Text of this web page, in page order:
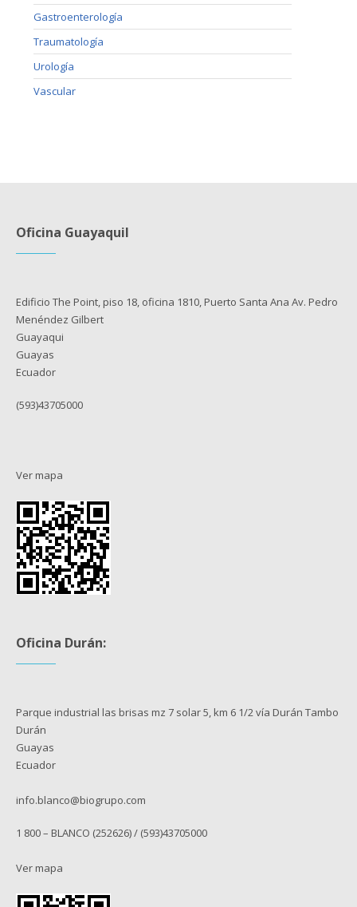
Gastroenterología
Traumatología
Urología
Vascular
Oficina Guayaquil
Edificio The Point, piso 18, oficina 1810, Puerto Santa Ana Av. Pedro
Menéndez Gilbert
Guayaqui
Guayas
Ecuador
(593)43705000
Ver mapa
Oficina Durán:
Parque industrial las brisas mz 7 solar 5, km 6 1/2 vía Durán Tambo
Durán
Guayas
Ecuador
info.blanco@biogrupo.com
1 800 – BLANCO (252626) / (593)43705000
Ver mapa